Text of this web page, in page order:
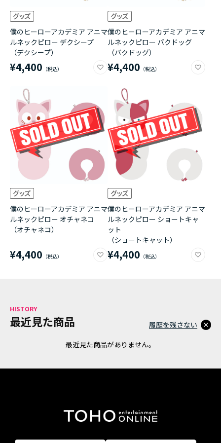
僕のヒーローアカデミア アニマ
ルネックピロー デクシープ
（デクシープ）
¥4,400
僕のヒーローアカデミア アニマ
ルネックピロー バクドッグ
（バクドッグ）
¥4,400
僕のヒーローアカデミア アニマ
ルネックピロー オチャネコ
（オチャネコ）
¥4,400
僕のヒーローアカデミア アニマ
ルネックピロー ショートキャ
ット
（ショートキャット）
¥4,400
HISTORY
最近見た商品
最近見た商品がありません。
履歴を残さない